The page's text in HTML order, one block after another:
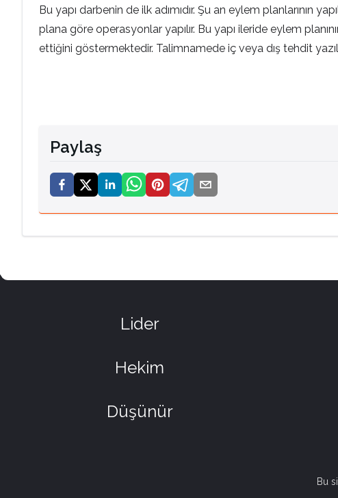
Bu yapı darbenin de ilk adımıdır. Şu an eylem planlarının
plana göre operasyonlar yapılır. Bu yapı ileride eylem
ettiğini göstermektedir. Talimnamede iç veya dış tehdit
Paylaş
Lider
Hekim
Düşünür
Bu